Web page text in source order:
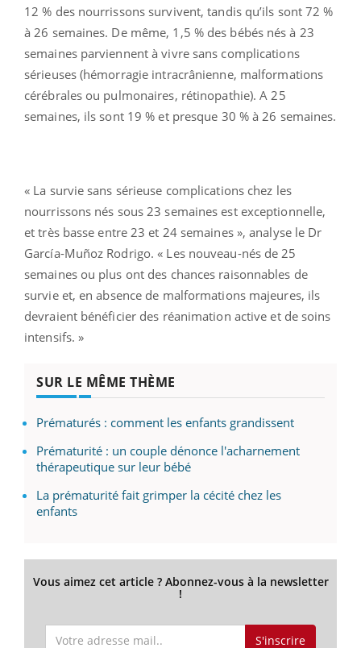
12 % des nourrissons survivent, tandis qu’ils sont 72 %
à 26 semaines. De même, 1,5 % des bébés nés à 23
semaines parviennent à vivre sans complications
sérieuses (hémorragie intracrânienne, malformations
cérébrales ou pulmonaires, rétinopathie). A 25
semaines, ils sont 19 % et presque 30 % à 26 semaines.
« La survie sans sérieuse complications chez les
nourrissons nés sous 23 semaines est exceptionnelle,
et très basse entre 23 et 24 semaines », analyse le Dr
García-Muñoz Rodrigo. « Les nouveau-nés de 25
semaines ou plus ont des chances raisonnables de
survie et, en absence de malformations majeures, ils
devraient bénéficier des réanimation active et de soins
intensifs. »
SUR LE MÊME THÈME
Prématurés : comment les enfants grandissent
Prématurité : un couple dénonce l'acharnement
thérapeutique sur leur bébé
La prématurité fait grimper la cécité chez les
enfants
Vous aimez cet article ? Abonnez-vous à la newsletter
!
S'inscrire